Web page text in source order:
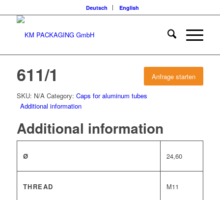
Deutsch English
Anfrage starten
611/1
SKU: N/A Category: Caps for aluminum tubes
Additional information
Additional information
Ø 24,60
THREAD M11